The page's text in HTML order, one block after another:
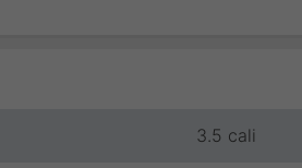
3.5 cali